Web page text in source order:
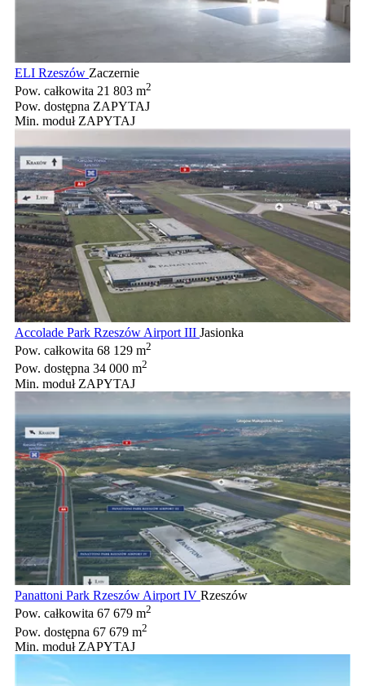
ELI Rzeszów Zaczernie
Pow. całkowita 21 803 m2
Pow. dostępna ZAPYTAJ
Min. moduł ZAPYTAJ
Accolade Park Rzeszów Airport III Jasionka
Pow. całkowita 68 129 m2
Pow. dostępna 34 000 m2
Min. moduł ZAPYTAJ
Panattoni Park Rzeszów Airport IV Rzeszów
Pow. całkowita 67 679 m2
Pow. dostępna 67 679 m2
Min. moduł ZAPYTAJ